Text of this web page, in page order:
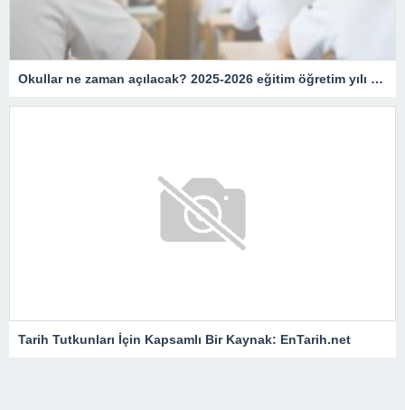
Tarih Tutkunları İçin Kapsamlı Bir Kaynak: EnTarih.net